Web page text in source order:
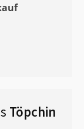
Töpchin